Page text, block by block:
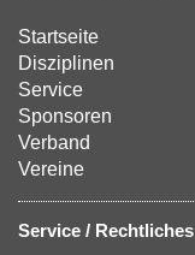
Startseite
Disziplinen
Service
Sponsoren
Verband
Vereine
Service / Rechtliches